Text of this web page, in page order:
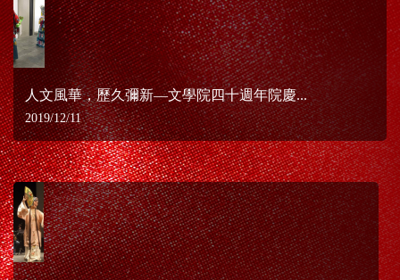
人文風華，歷久彌新—文學院四十週年院慶...
2019/12/11